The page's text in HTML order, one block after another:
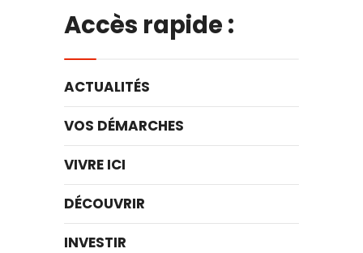
Accès rapide :
ACTUALITÉS
VOS DÉMARCHES
VIVRE ICI
DÉCOUVRIR
INVESTIR